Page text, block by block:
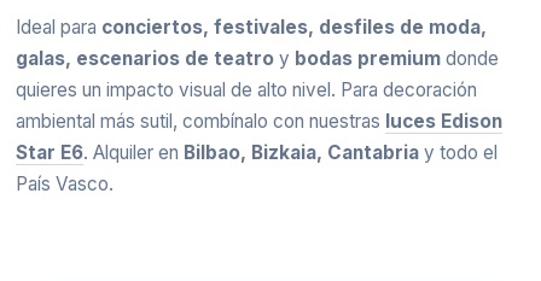
Ideal para conciertos, festivales, desfiles de moda,
galas, escenarios de teatroy bodas premiumdonde
quieres un impacto visual de alto nivel. Para decoración
ambiental más sutil, combínalo con nuestras luces Edison
Star E6. Alquiler en Bilbao, Bizkaia, Cantabriay todo el
País Vasco.